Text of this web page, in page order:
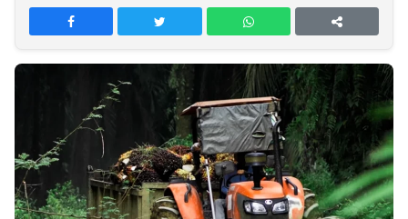
PT
TREETAN
INDONESIA
Insight
NTB
Suara
Time
Lens
IDN
Daily
Jogja
Jalan
Rakyat
Idealita
News
Kita
Notice
Dinamikapost.com
Radar
Baru
Seedbacklink